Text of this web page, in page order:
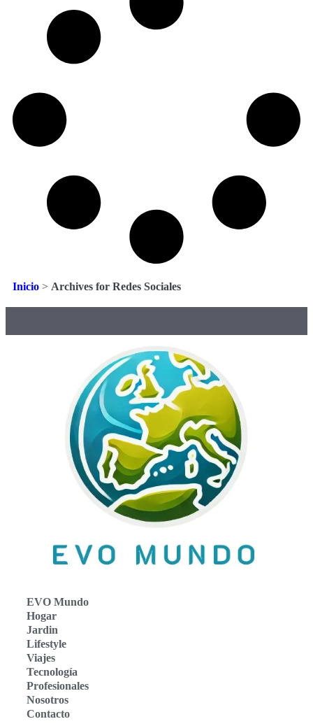
Inicio > Archives for Redes Sociales
EVO Mundo
Hogar
Jardin
Lifestyle
Viajes
Tecnología
Profesionales
Nosotros
Contacto